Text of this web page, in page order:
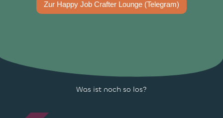
Zur Happy Job Crafter Lounge (Telegram)
Was ist noch so los?